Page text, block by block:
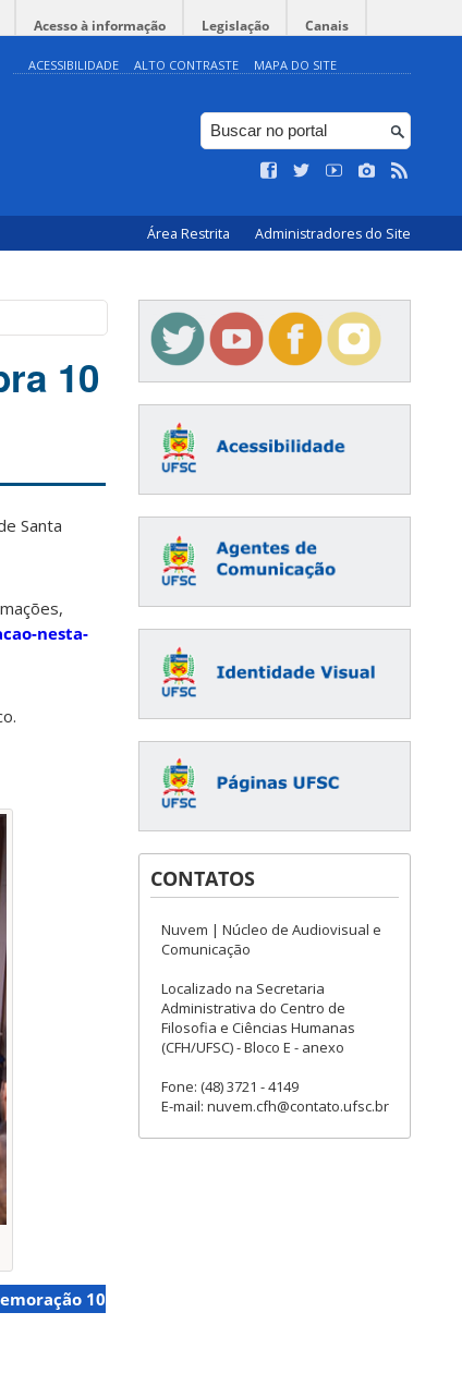
Acesso à informação Legislação Canais
ACESSIBILIDADE ALTO CONTRASTE MAPA DO SITE
Área Restrita Administradores do Site
10
Santa
nesta-
10
CONTATOS
Nuvem | Núcleo de Audiovisual e
Comunicação
Localizado na Secretaria
Administrativa do Centro de
Filosofia e Ciências Humanas
(CFH/UFSC) - Bloco E - anexo
Fone: (48) 3721 - 4149
E-mail: nuvem.cfh@contato.ufsc.br